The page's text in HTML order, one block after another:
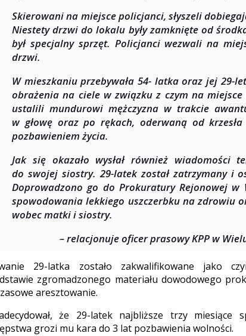
Skierowani na miejsce policjanci, słyszeli
Niestety drzwi do lokalu były zamknięte od
był specjalny sprzęt. Policjanci wezwali na
drzwi.
W mieszkaniu przebywała 54- latka oraz jej 29-
obrażenia na ciele w związku z czym na miejsce
ustalili mundurowi mężczyzna w trakcie
w głowę oraz po rękach, oderwaną od
pozbawieniem życia.
Jak się okazało wysłał również wiadomości
do swojej siostry. 29-latek został zatrzymany i
Doprowadzono go do Prokuratury Rejonowej w
spowodowania lekkiego uszczerbku na zdrowiu
wobec matki i siostry.
– relacjonuje oficer prasowy KPP w
29-latka zostało zakwalifikowane jako
zgromadzonego materiału dowodowego
aresztowanie.
że 29-latek najbliższe trzy miesiące
grozi mu kara do 3 lat pozbawienia wolności.